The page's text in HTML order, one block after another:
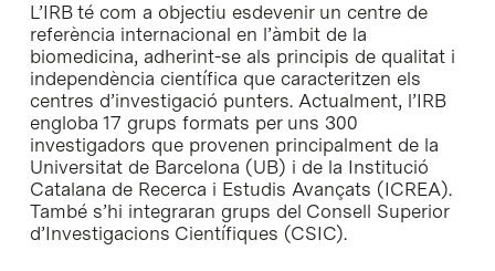
L’IRB té com a objectiu esdevenir un centre de
referència internacional en l’àmbit de la
biomedicina, adherint-se als principis de qualitat i
independència científica que caracteritzen els
centres d’investigació punters. Actualment, l’IRB
engloba 17 grups formats per uns 300
investigadors que provenen principalment de la
Universitat de Barcelona (UB) i de la Institució
Catalana de Recerca i Estudis Avançats (ICREA).
També s’hi integraran grups del Consell Superior
d’Investigacions Científiques (CSIC).